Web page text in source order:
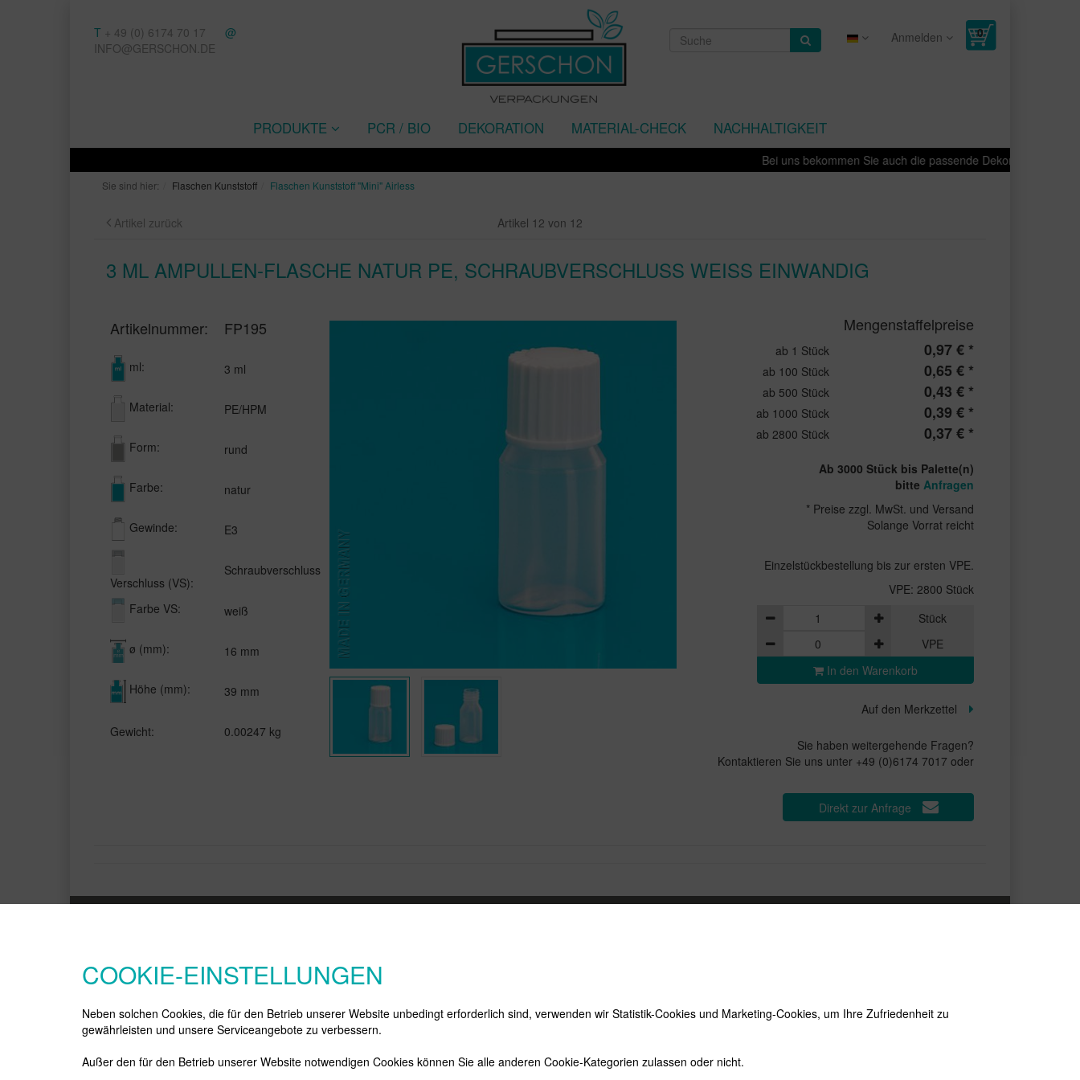
T + 49 (0) 6174 70 17
@
INFO@GERSCHON.DE
Anmelden
PRODUKTE PCR / BIO DEKORATION MATERIAL-CHECK NACHHALTIGKEIT
Bei uns bekommen Sie auch die passende Dekoration für Ihre
Sie sind hier: Flaschen Kunststoff Flaschen Kunststoff "Mini" Airless
Artikel zurück Artikel 12 von 12
3 ML AMPULLEN-FLASCHE NATUR PE, SCHRAUBVERSCHLUSS WEISS EINWANDIG
Artikelnummer: FP195
ml: 3 ml
Material: PE/HPM
Form: rund
Farbe: natur
Gewinde: E3
Verschluss (VS):
Schraubverschluss
Farbe VS: weiß
ø (mm): 16 mm
Höhe (mm): 39 mm
Gewicht: 0.00247 kg
Mengenstaffelpreise
ab 1 Stück 0,97 € *
ab 100 Stück 0,65 € *
ab 500 Stück 0,43 € *
ab 1000 Stück 0,39 € *
ab 2800 Stück 0,37 € *
Ab 3000 Stück bis Palette(n)
bitte Anfragen
* Preise zzgl. MwSt. und Versand
Solange Vorrat reicht
Einzelstückbestellung bis zur ersten VPE.
VPE: 2800 Stück
Stück
VPE
In den Warenkorb
Auf den Merkzettel
Sie haben weitergehende Fragen?
Kontaktieren Sie uns unter +49 (0)6174 7017 oder
Direkt zur Anfrage
Unternehmen
AGB Allgemeine
Geschäftsbedingungen
Zahlung und Lieferung
Dosen Kunststoff
Pharma
PCR / Bio
Dosen Glas
Dekoration
Oberhöchstadt
Deutschland
+ 49 (0) 6174 70 17
Abonnieren
COOKIE-EINSTELLUNGEN
Neben solchen Cookies, die für den Betrieb unserer Website unbedingt erforderlich sind, verwenden wir Statistik-Cookies und Marketing-Cookies, um Ihre Zufriedenheit zu
gewährleisten und unsere Serviceangebote zu verbessern.
Außer den für den Betrieb unserer Website notwendigen Cookies können Sie alle anderen Cookie-Kategorien zulassen oder nicht.